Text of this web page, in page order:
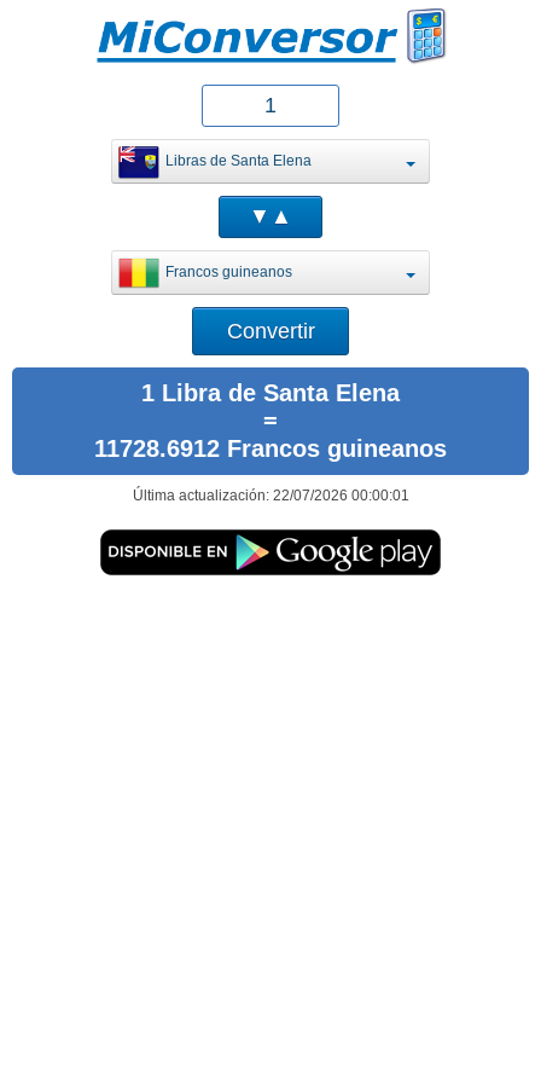
Libras de Santa Elena
Francos guineanos
1 Libra de Santa Elena
=
11728.6912 Francos guineanos
Última actualización: 22/07/2026 00:00:01